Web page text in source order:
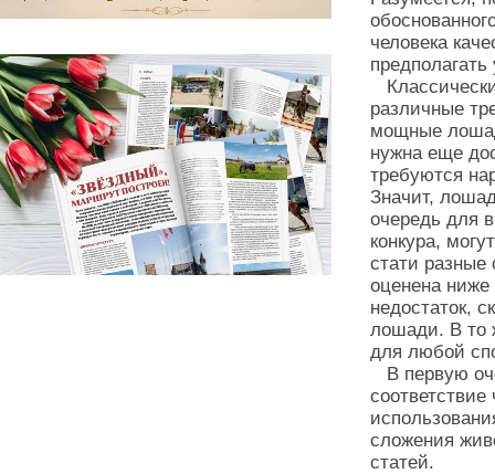
человека
различные
мощные
нужна еще
требуются
Значит,
очередь для
конкура,
стати разные
оценена ниже
недостаток,
лошади. В то
для любой
В первую
сложения
статей.